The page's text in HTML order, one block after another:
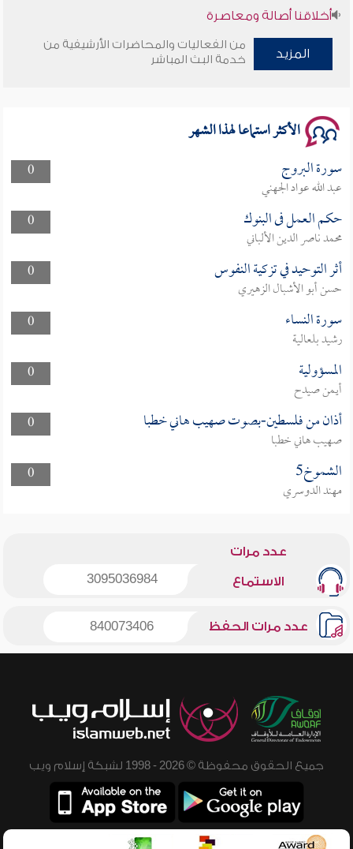
أخلاقنا أصالة ومعاصرة
وأمنهم من خوف 9
المزيد
من الفعاليات والمحاضرات الأرشيفية من
خدمة البث المباشر
الأكثر استماعا لهذا الشهر
0 سورة البروج
عبد الله عواد الجهني
0
حكم العمل فى البنوك
محمد ناصر الدين الألباني
0
أثر التوحيد في تزكية النفوس
حسن أبو الأشبال الزهيري
0
سورة النساء
رشيد بلعالية
0
المسؤولية
أيمن صيدح
0
أذان من فلسطين-بصوت صهيب هاني خطبا
صهيب هاني خطبا
0
الشموخ5
مهند الدوسري
عدد مرات
الاستماع 3095036984
عدد مرات الحفظ 840073406
جميع الحقوق محفوظة © 2026 - 1998 لشبكة إسلام ويب